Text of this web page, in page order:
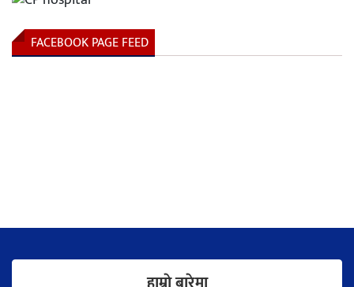
FACEBOOK PAGE FEED